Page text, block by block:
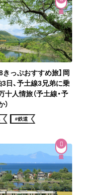
きっぷおすすめ旅】岡
日、予土線3兄弟に乗
十人情旅（予土線・予
#鉄道